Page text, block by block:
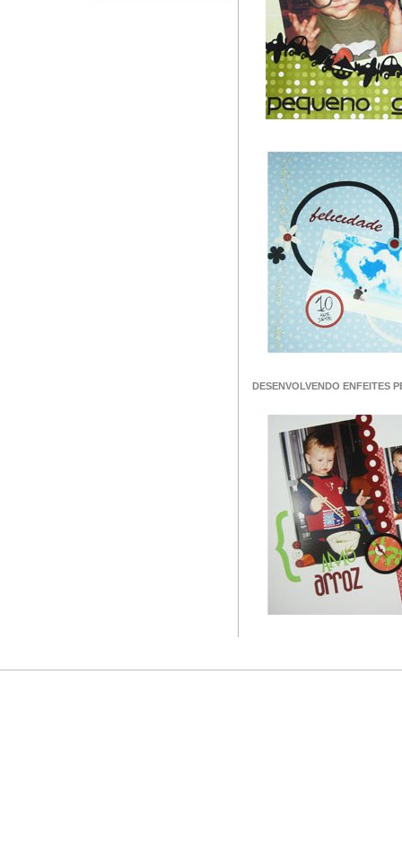
DESENVOLVENDO ENFEITES